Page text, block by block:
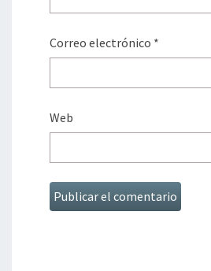
Correo electrónico *
Web